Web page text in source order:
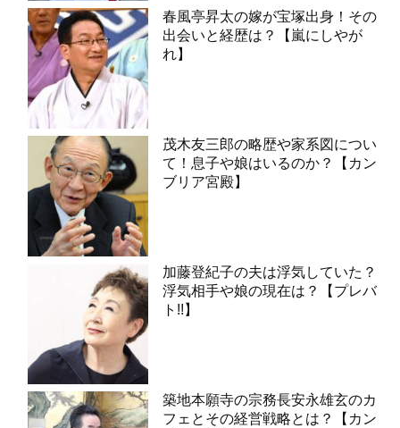
春風亭昇太の嫁が宝塚出身！その
出会いと経歴は？【嵐にしやが
れ】
茂木友三郎の略歴や家系図につい
て！息子や娘はいるのか？【カン
ブリア宮殿】
加藤登紀子の夫は浮気していた？
浮気相手や娘の現在は？【プレバ
ト!!】
築地本願寺の宗務長安永雄玄のカ
フェとその経営戦略とは？【カン